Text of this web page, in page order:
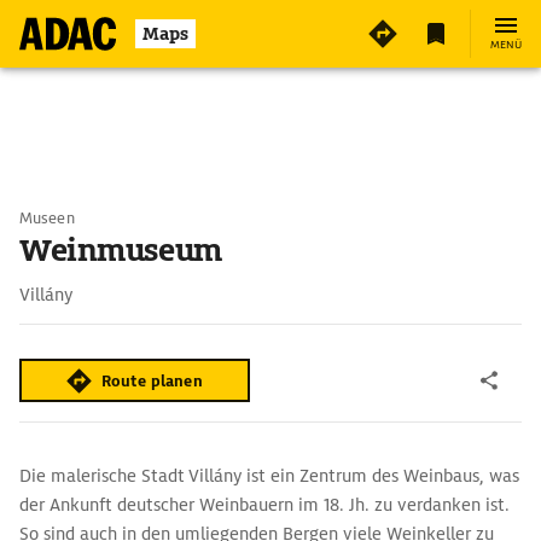
Maps MENÜ
Museen
Weinmuseum
Villány
Route planen
Die malerische Stadt Villány ist ein Zentrum des Weinbaus, was
der Ankunft deutscher Weinbauern im 18. Jh. zu verdanken ist.
So sind auch in den umliegenden Bergen viele Weinkeller zu